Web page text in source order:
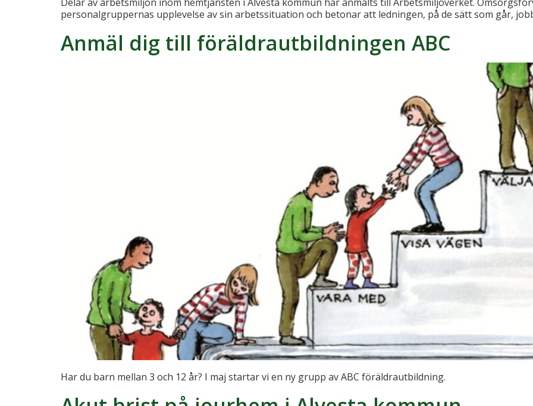
personalgruppernas upplevelse av sin arbetssituation och betonar att ledningen, på de sätt som går,
Anmäl dig till föräldrautbildningen ABC
Har du barn mellan 3 och 12 år? I maj startar vi en ny grupp av ABC föräldrautbildning.